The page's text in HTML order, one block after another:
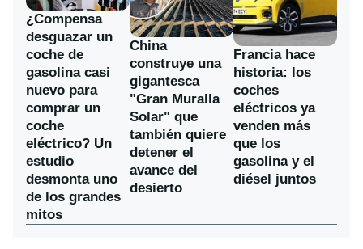
¿Compensa
desguazar un
coche de
gasolina casi
nuevo para
comprar un
coche
eléctrico? Un
estudio
desmonta uno
de los grandes
mitos
China
construye una
gigantesca
"Gran Muralla
Solar" que
también quiere
detener el
avance del
desierto
Francia hace
historia: los
coches
eléctricos ya
venden más
que los
gasolina y el
diésel juntos